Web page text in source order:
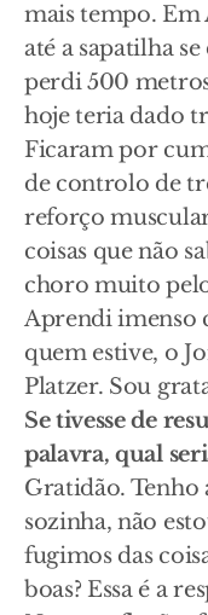
mais tempo. Em
até a sapatilha
perdi 500
hoje teria dado
Ficaram por
de controlo de
reforço
coisas que não
choro muito
Aprendi imenso
quem estive, o
Platzer. Sou
Se tivesse de
palavra, qual
Gratidão. Tenho
sozinha, não
fugimos das
boas? Essa é a